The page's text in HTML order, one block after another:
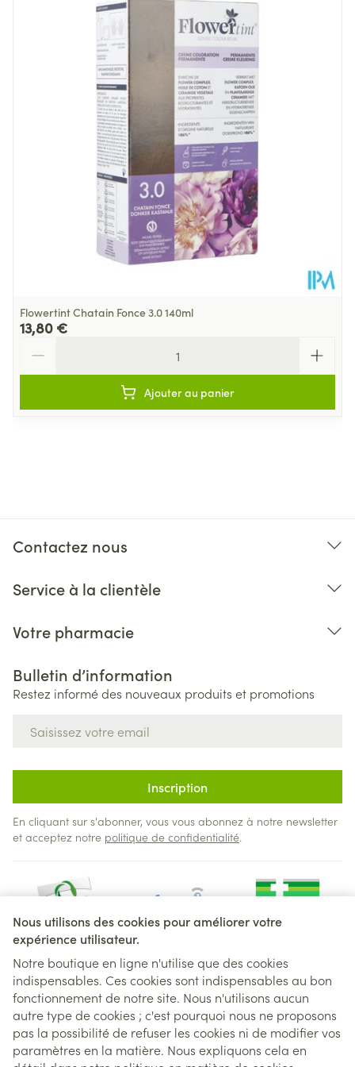
Nous utilisons des cookies pour améliorer votre
expérience utilisateur.
Notre boutique en ligne n'utilise que des cookies
indispensables. Ces cookies sont indispensables au bon
fonctionnement de notre site. Nous n'utilisons aucun
autre type de cookies ; c'est pourquoi nous ne proposons
pas la possibilité de refuser les cookies ni de modifier vos
paramètres en la matière. Nous expliquons cela en
- Cas 2 : cheveux déjà colorés, retouche des racines
60 mm
Préservation
Température ambiante (15°C -
25°C)
Flowertint Chatain Fonce 3.0 140ml
13,80 €
Ajouter au panier
Contactez nous
Service à la clientèle
Votre pharmacie
Bulletin d’information
Restez informé des nouveaux produits et promotions
Inscription
En cliquant sur s'abonner, vous vous abonnez à notre newsletter
et acceptez notre politique de confidentialité.
Liens légaux